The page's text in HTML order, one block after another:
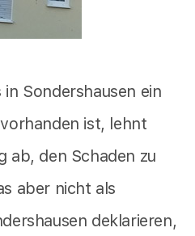
Sondershausen ein
ist, lehnt
ab, den Schaden zu
aber nicht als
deklarieren,